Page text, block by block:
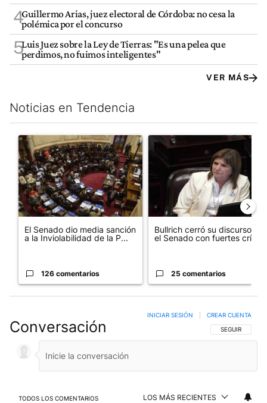
4Guillermo Arias, juez electoral de Córdoba: no cesa la
polémica por el concurso
5Luis Juez sobre la Ley de Tierras: "Es una pelea que
perdimos, no fuimos inteligentes"
VER MÁS
Noticias en Tendencia
Este listado muestra los artículos con más comentarios en los
Un artículo de tendencia con el título "El Senado dio media
El Senado dio media sanción
a la Inviolabilidad de la P...
126 comentarios
Un artículo de tendencia con
Bullrich cerró su discurso en
el Senado con fuertes crí...
25 comentarios
Conversación SIGA ESTA
SEGUIR
INICIAR SESIÓN CREAR CUENTA
TODOS LOS COMENTARIOS LOS MÁS RECIENTES